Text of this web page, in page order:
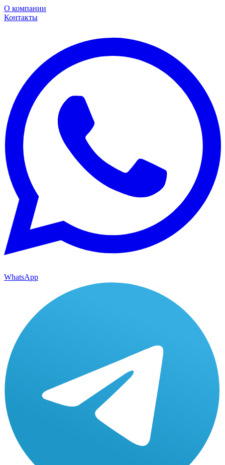
О компании
Контакты
WhatsApp